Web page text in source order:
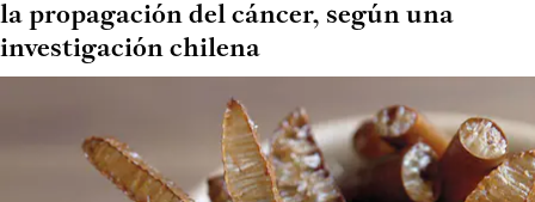
la propagación del cáncer, según una
investigación chilena